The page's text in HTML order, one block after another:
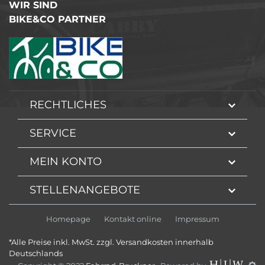
WIR SIND
BIKE&CO PARTNER
RECHTLICHES
SERVICE
MEIN KONTO
STELLENANGEBOTE
Homepage Kontakt online Impressum
*Alle Preise inkl. MwSt. zzgl. Versandkosten innerhalb
Deutschlands